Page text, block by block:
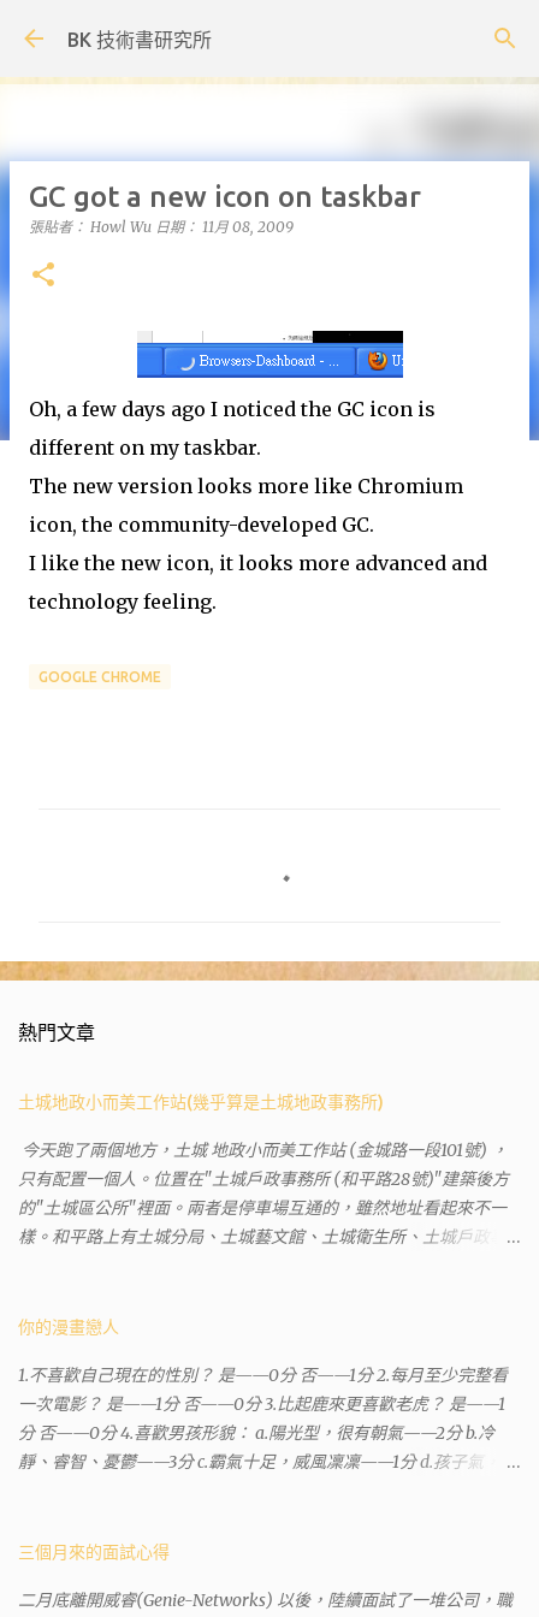
BK 技術書研究所
GC got a new icon on taskbar
張貼者： Howl Wu 日期： 11月 08, 2009
Oh, a few days ago I noticed the GC icon is
different on my taskbar.
The new version looks more like Chromium
icon, the community-developed GC.
I like the new icon, it looks more advanced and
technology feeling.
GOOGLE CHROME
熱門文章
土城地政小而美工作站(幾乎算是土城地政事務所)
今天跑了兩個地方，土城 地政小而美工作站 (金城路一段101號) ，
只有配置一個人。位置在"土城戶政事務所 (和平路28號)"建築後方
的"土城區公所"裡面。兩者是停車場互通的，雖然地址看起來不一
樣。和平路上有土城分局、土城藝文館、土城衛生所、土城戶政事
沒有正式的地政事務所，只有地政小而美工作站 ，也已經能處理大
到以後還真嚇了一跳，這一看就有問題。要是我拿著那不被承認、
有問題的幽靈合約恐怕還調不到資源。但我不知道審判時法官會不
會去調閱這些資料。因為沒把握每個法官或檢察官都公正細心，在
案牘勞形中，會願意為了這種小人物受害案件去挖出更大的黑幕。
市板橋地政事務所 )去取得。不過實際到了現場發現還是需要法院的
件的租客。 在這過程中我覺得很像行走於沙漠的求生者，在一個小
你的漫畫戀人
1.不喜歡自己現在的性別？ 是——0分 否——1分 2.每月至少完整看
一次電影？ 是——1分 否——0分 3.比起鹿來更喜歡老虎？ 是——1
分 否——0分 4.喜歡男孩形貌： a.陽光型，很有朝氣——2分 b.冷
靜、睿智、憂鬱——3分 c.霸氣十足，威風凜凜——1分 d.孩子氣，十
——1分 6.希望戀人的姓氏： a.大眾化——1分 b.罕見，古色古香的複
活動喜歡參加： a.整場籃球比賽——1分 b.打一下午檯球——3分 c.正
三個月來的面試心得
二月底離開威睿(Genie-Networks) 以後，陸續面試了一堆公司，職